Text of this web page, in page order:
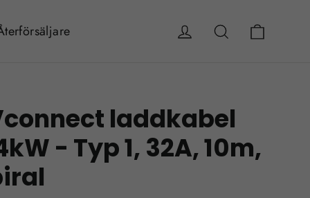
Logga in Sök
laddkabel
- Typ 1, 32A, 10m,